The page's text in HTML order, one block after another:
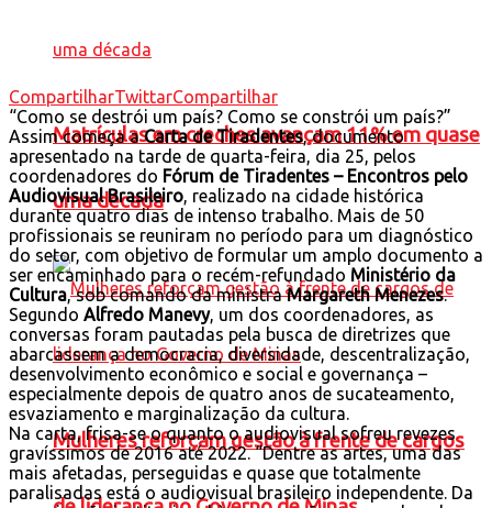
Matrículas em creches avançam 11% em quase
uma década
Mulheres reforçam gestão à frente de cargos
CompartilharTwittarCompartilhar
“Como se destrói um país? Como se constrói um país?”
Assim começa aCarta de Tiradentes, documento
apresentado na tarde de quarta-feira, dia 25, pelos
coordenadores do Fórum de Tiradentes – Encontros pelo
Audiovisual Brasileiro, realizado na cidade histórica
durante quatro dias de intenso trabalho. Mais de 50
profissionais se reuniram no período para um diagnóstico
do setor, com objetivo de formular um amplo documento a
ser encaminhado para o recém-refundado Ministério da
Cultura, sob comando da ministraMargareth Menezes.
Segundo Alfredo Manevy, um dos coordenadores, as
conversas foram pautadas pela busca de diretrizes que
abarcassem a democracia, diversidade, descentralização,
desenvolvimento econômico e social e governança –
especialmente depois de quatro anos de sucateamento,
esvaziamento e marginalização da cultura.
Na carta, frisa-se o quanto o audiovisual sofreu revezes
gravíssimos de 2016 até 2022. “Dentre as artes, uma das
mais afetadas, perseguidas e quase que totalmente
paralisadas está o audiovisual brasileiro independente. Da